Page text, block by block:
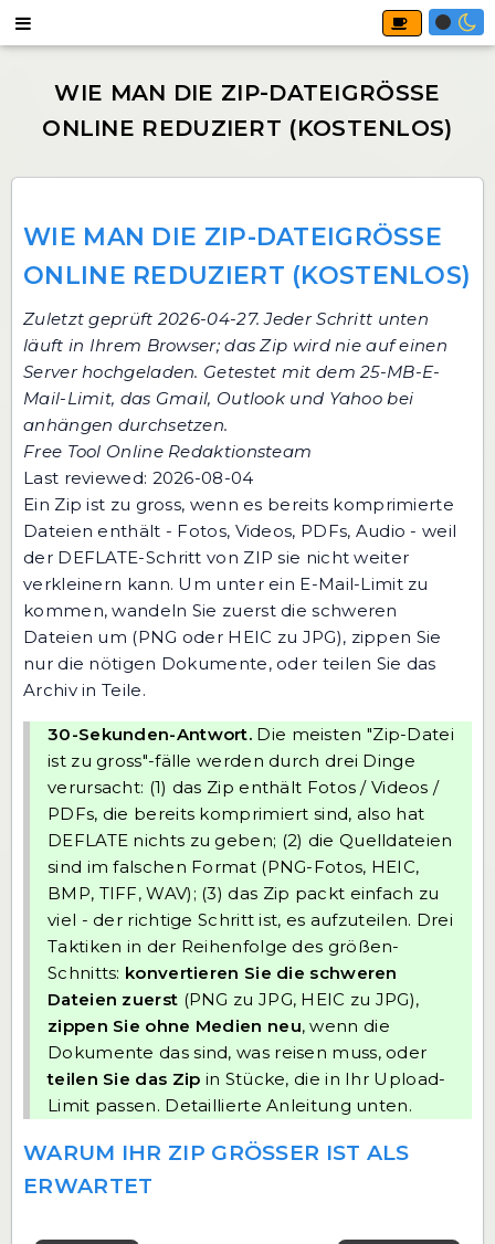
WIE MAN DIE ZIP-DATEIGRÖSSE O
NLINE REDUZIERT (KOSTENLOS)
Zuletzt geprüft 2026-04-27. Jeder Schritt unten
läuft in Ihrem Browser; das Zip wird nie auf einen
Server hochgeladen. Getestet mit dem 25-MB-E-
Mail-Limit, das Gmail, Outlook und Yahoo bei
anhängen durchsetzen.
Free Tool Online Redaktionsteam
Last reviewed: 2026-08-04
Ein Zip ist zu gross, wenn es bereits komprimierte
Dateien enthält - Fotos, Videos, PDFs, Audio - weil
der DEFLATE-Schritt von ZIP sie nicht weiter
verkleinern kann. Um unter ein E-Mail-Limit zu
kommen, wandeln Sie zuerst die schweren
Dateien um (PNG oder HEIC zu JPG), zippen Sie
nur die nötigen Dokumente, oder teilen Sie das
Archiv in Teile.
30-Sekunden-Antwort. Die meisten "Zip-Datei
ist zu gross"-fälle werden durch drei Dinge
verursacht: (1) das Zip enthält Fotos / Videos /
PDFs, die bereits komprimiert sind, also hat
DEFLATE nichts zu geben; (2) die Quelldateien
sind im falschen Format (PNG-Fotos, HEIC,
BMP, TIFF, WAV); (3) das Zip packt einfach zu
viel - der richtige Schritt ist, es aufzuteilen. Drei
Taktiken in der Reihenfolge des größen-
Schnitts: konvertieren Sie die schweren
Dateien zuerst (PNG zu JPG, HEIC zu JPG),
zippen Sie ohne Medien neu, wenn die
Dokumente das sind, was reisen muss, oder
teilen Sie das Zip in Stücke, die in Ihr Upload-
Limit passen. Detaillierte Anleitung unten.
WARUM IHR ZIP GRÖSSER IST ALS E
RWARTET